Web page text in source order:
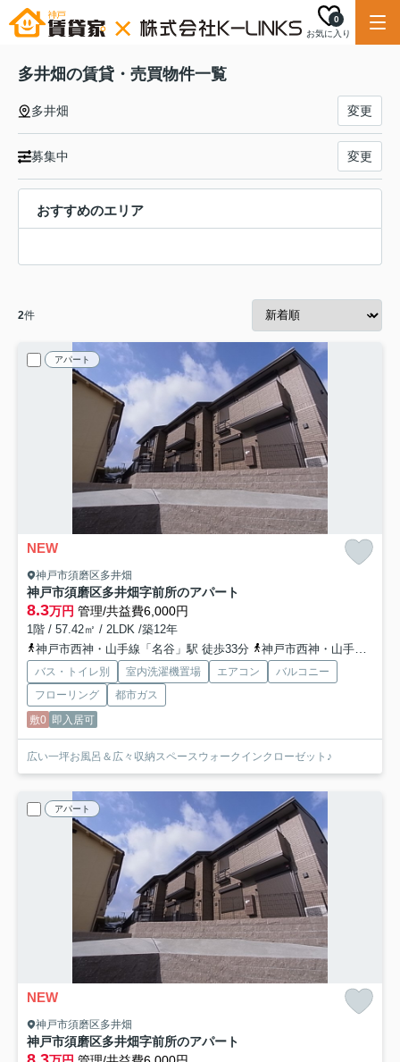
お気に入り
0
多井畑の賃貸・売買物件一覧
多井畑 変更
募集中 変更
おすすめのエリア
2件
アパート
NEW
神戸市須磨区多井畑
神戸市須磨区多井畑字前所のアパート
8.3万円 管理/共益費6,000円
1階 / 57.42㎡ / 2LDK /築12年
神戸市西神・山手線「名谷」駅 徒歩33分
神戸市西神・山手線「妙法寺」駅 徒歩38分
バス・トイレ別 室内洗濯機置場 エアコン
バルコニー
フローリング
都市ガス
敷0 即入居可
広い一坪お風呂＆広々収納スペースウォークインクローゼット♪
アパート
NEW
神戸市須磨区多井畑
神戸市須磨区多井畑字前所のアパート